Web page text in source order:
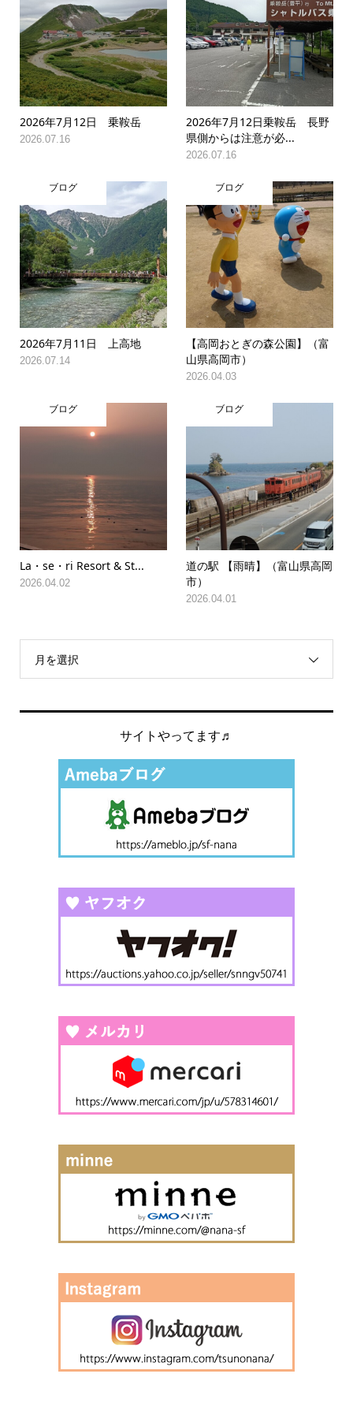
2026年7月12日 乗鞍岳
2026.07.16
2026年7月12日乗鞍岳 長野
県側からは注意が必...
2026.07.16
ブログ
2026年7月11日 上高地
2026.07.14
ブログ
【高岡おとぎの森公園】（富
山県高岡市）
2026.04.03
ブログ
La・se・ri Resort & St...
2026.04.02
ブログ
道の駅 【雨晴】（富山県高岡
市）
2026.04.01
月を選択
サイトやってます♬